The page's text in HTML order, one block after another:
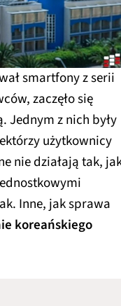
smartfony z serii
zaczęło się
Jednym z nich były
użytkownicy
nie działają tak,
Inne, jak sprawa
koreańskiego